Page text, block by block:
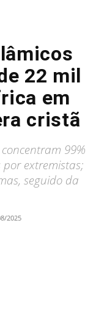
22 mil
em
cristã
99%
extremistas;
seguido da
2025